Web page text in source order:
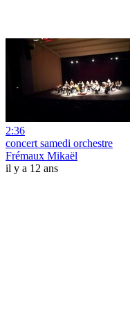
2:36
concert samedi orchestre
Frémaux Mikaël
il y a 12 ans